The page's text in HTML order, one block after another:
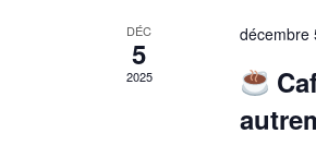
DÉC
5
2025
décembre